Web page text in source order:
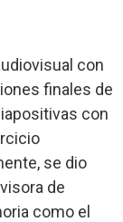
con
finales de
con
se dio
de
como el